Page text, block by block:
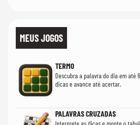
MEUS JOGOS
TERMO
Descubra a palavra do dia em até
dicas e avance até acertar.
PALAVRAS CRUZADAS